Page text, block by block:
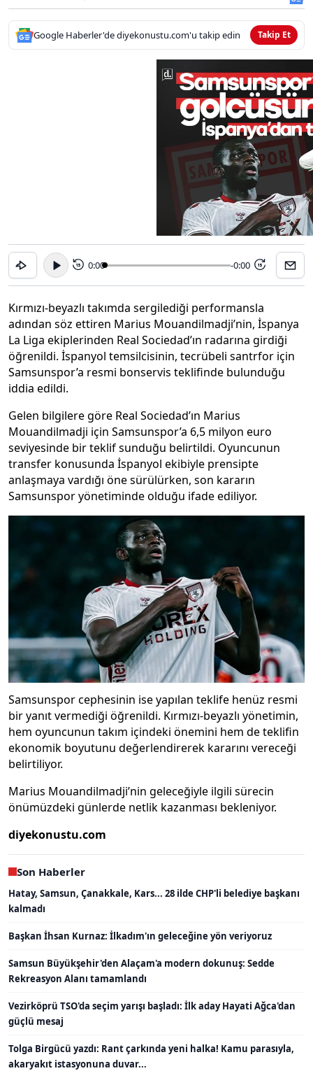
Google Haberler'de diyekonustu.com'u takip edin Takip Et
15 0:00 -0:00 15
Kırmızı-beyazlı takımda sergilediği performansla
adından söz ettiren Marius Mouandilmadji’nin, İspanya
La Liga ekiplerinden Real Sociedad’ın radarına girdiği
öğrenildi. İspanyol temsilcisinin, tecrübeli santrfor için
Samsunspor’a resmi bonservis teklifinde bulunduğu
iddia edildi.
Gelen bilgilere göre Real Sociedad’ın Marius
Mouandilmadji için Samsunspor’a 6,5 milyon euro
seviyesinde bir teklif sunduğu belirtildi. Oyuncunun
transfer konusunda İspanyol ekibiyle prensipte
anlaşmaya vardığı öne sürülürken, son kararın
Samsunspor yönetiminde olduğu ifade ediliyor.
Samsunspor cephesinin ise yapılan teklife henüz resmi
bir yanıt vermediği öğrenildi. Kırmızı-beyazlı yönetimin,
hem oyuncunun takım içindeki önemini hem de teklifin
ekonomik boyutunu değerlendirerek kararını vereceği
belirtiliyor.
Marius Mouandilmadji’nin geleceğiyle ilgili sürecin
önümüzdeki günlerde netlik kazanması bekleniyor.
diyekonustu.com
Son Haberler
Hatay, Samsun, Çanakkale, Kars... 28 ilde CHP'li belediye başkanı
kalmadı
Başkan İhsan Kurnaz: İlkadım'ın geleceğine yön veriyoruz
Samsun Büyükşehir'den Alaçam'a modern dokunuş: Sedde
Rekreasyon Alanı tamamlandı
Vezirköprü TSO'da seçim yarışı başladı: İlk aday Hayati Ağca'dan
güçlü mesaj
Tolga Birgücü yazdı: Rant çarkında yeni halka! Kamu parasıyla,
akaryakıt istasyonuna duvar...